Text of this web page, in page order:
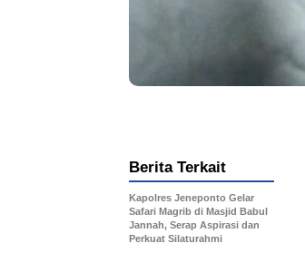
Berita Terkait
Kapolres Jeneponto Gelar
Safari Magrib di Masjid Babul
Jannah, Serap Aspirasi dan
Perkuat Silaturahmi